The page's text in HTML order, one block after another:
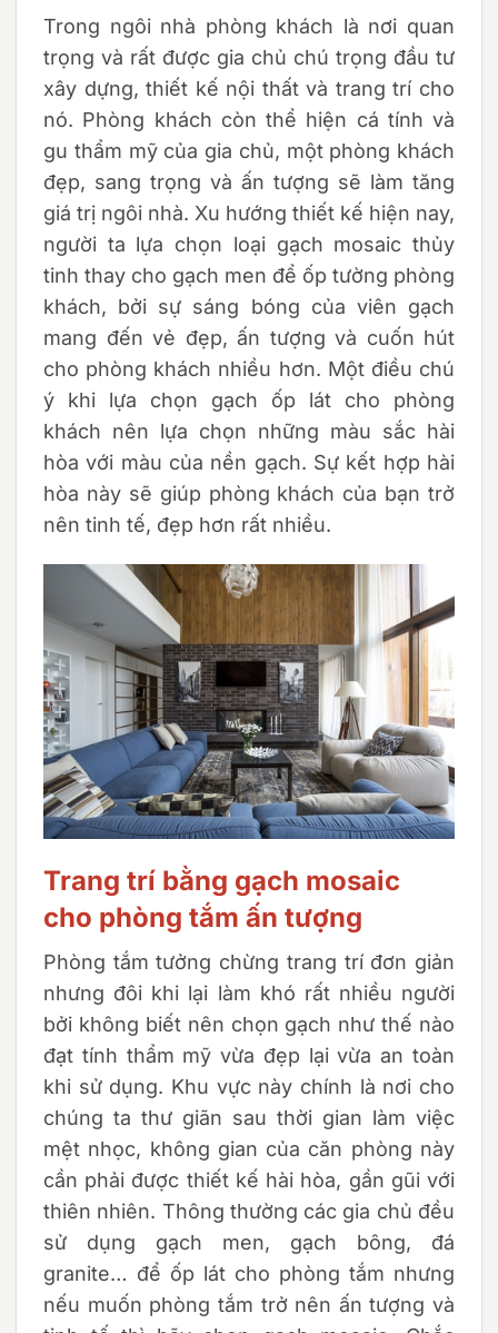
Trong ngôi nhà phòng khách là nơi quan
trọng và rất được gia chủ chú trọng đầu tư
xây dựng, thiết kế nội thất và trang trí cho
nó. Phòng khách còn thể hiện cá tính và
gu thẩm mỹ của gia chủ, một phòng khách
đẹp, sang trọng và ấn tượng sẽ làm tăng
giá trị ngôi nhà. Xu hướng thiết kế hiện nay,
người ta lựa chọn loại gạch mosaic thủy
tinh thay cho gạch men để ốp tường phòng
khách, bởi sự sáng bóng của viên gạch
mang đến vẻ đẹp, ấn tượng và cuốn hút
cho phòng khách nhiều hơn. Một điều chú
ý khi lựa chọn gạch ốp lát cho phòng
khách nên lựa chọn những màu sắc hài
hòa với màu của nền gạch. Sự kết hợp hài
hòa này sẽ giúp phòng khách của bạn trở
nên tinh tế, đẹp hơn rất nhiều.
Trang trí bằng gạch mosaic
cho phòng tắm ấn tượng
Phòng tắm tưởng chừng trang trí đơn giản
nhưng đôi khi lại làm khó rất nhiều người
bởi không biết nên chọn gạch như thế nào
đạt tính thẩm mỹ vừa đẹp lại vừa an toàn
khi sử dụng. Khu vực này chính là nơi cho
chúng ta thư giãn sau thời gian làm việc
mệt nhọc, không gian của căn phòng này
cần phải được thiết kế hài hòa, gần gũi với
thiên nhiên. Thông thường các gia chủ đều
sử dụng gạch men, gạch bông, đá
granite… để ốp lát cho phòng tắm nhưng
nếu muốn phòng tắm trở nên ấn tượng và